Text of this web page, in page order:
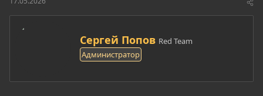
А
в
т
р
Сергей Попов Red Team
Администратор